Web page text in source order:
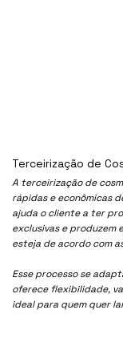
A terceirização de
rápidas e econômicas
ajuda o cliente a ter
exclusivas e produzem
esteja de acordo com
Esse processo se
oferece flexibilidade,
ideal para quem quer
Terceirização de